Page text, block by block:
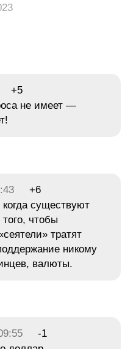
+5
не имеет —
+6
существуют
чтобы
тратят
никому
валюты.
-1